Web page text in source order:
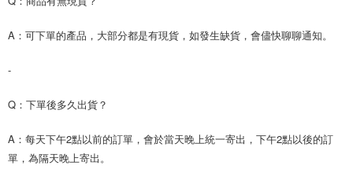
A：可下單的產品，大部分都是有現貨，如發生缺貨，會儘快聊聊通知。
-
Q：下單後多久出貨？
A：每天下午2點以前的訂單，會於當天晚上統一寄出，下午2點以後的訂
單，為隔天晚上寄出。